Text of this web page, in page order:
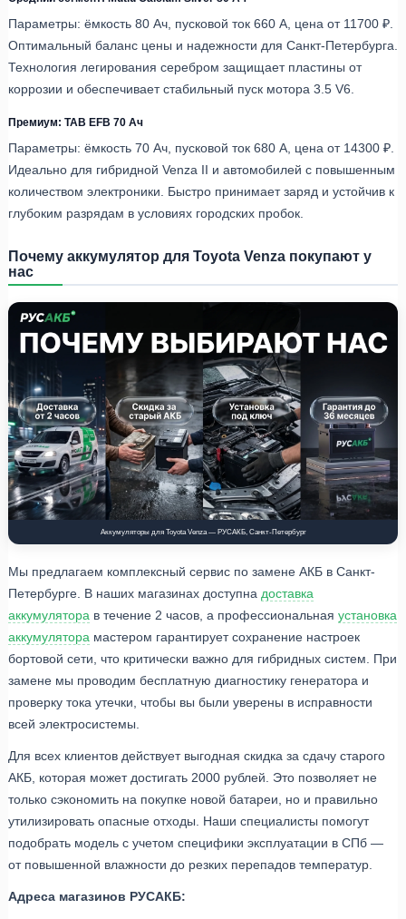
Параметры: ёмкость 80 Ач, пусковой ток 660 А, цена от 11700 ₽.
Оптимальный баланс цены и надежности для Санкт-Петербурга.
Технология легирования серебром защищает пластины от
коррозии и обеспечивает стабильный пуск мотора 3.5 V6.
Премиум: TAB EFB 70 Ач
Параметры: ёмкость 70 Ач, пусковой ток 680 А, цена от 14300 ₽.
Идеально для гибридной Venza II и автомобилей с повышенным
количеством электроники. Быстро принимает заряд и устойчив к
глубоким разрядам в условиях городских пробок.
Почему аккумулятор для Toyota Venza покупают у
нас
Аккумуляторы для Toyota Venza — РУСАКБ, Санкт-Петербург
Мы предлагаем комплексный сервис по замене АКБ в Санкт-
Петербурге. В наших магазинах доступна доставка
аккумулятора в течение 2 часов, а профессиональная установка
аккумулятора мастером гарантирует сохранение настроек
бортовой сети, что критически важно для гибридных систем. При
замене мы проводим бесплатную диагностику генератора и
проверку тока утечки, чтобы вы были уверены в исправности
всей электросистемы.
Для всех клиентов действует выгодная скидка за сдачу старого
АКБ, которая может достигать 2000 рублей. Это позволяет не
только сэкономить на покупке новой батареи, но и правильно
утилизировать опасные отходы. Наши специалисты помогут
подобрать модель с учетом специфики эксплуатации в СПб —
от повышенной влажности до резких перепадов температур.
Адреса магазинов РУСАКБ: